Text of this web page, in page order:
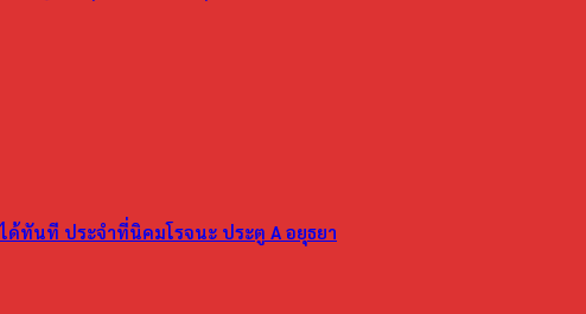
ทันที ประจำที่นิคมโรจนะ ประตู A อยุธยา